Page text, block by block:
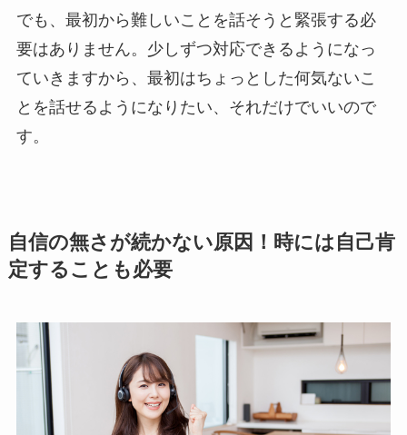
でも、最初から難しいことを話そうと緊張する必
要はありません。少しずつ対応できるようになっ
ていきますから、最初はちょっとした何気ないこ
とを話せるようになりたい、それだけでいいので
す。
自信の無さが続かない原因！時には自己肯
定することも必要